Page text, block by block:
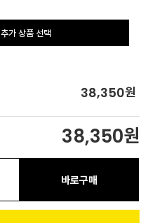
추가 상품 선택
38,350원
38,350원
바로구매